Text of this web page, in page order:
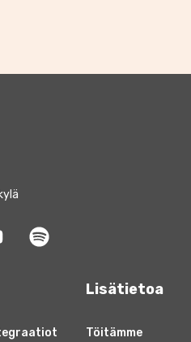
Lisätietoa
Töitämme